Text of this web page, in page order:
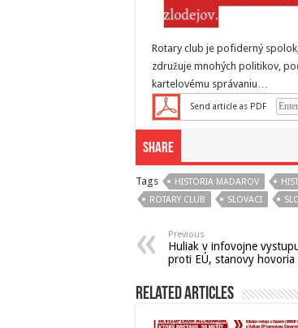
Rotary club je pofiderný
združuje mnohých politikov,
kartelovému správaniu…
Send article as PDF
Share
Tags HISTORIA MADAROV
ROTARY CLUB
SLOVACI
Previous
Huliak v infovojne
proti EÚ, stanovy hovoria
Related Articles